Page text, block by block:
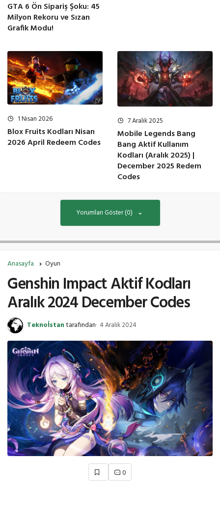
GTA 6 Ön Sipariş Şoku: 45
Milyon Rekoru ve Sızan
Grafik Modu!
1 Nisan 2026
Blox Fruits Kodları Nisan
2026 April Redeem Codes
7 Aralık 2025
Mobile Legends Bang
Bang Aktif Kullanım
Kodları (Aralık 2025) |
December 2025 Redem
Codes
Yorumları Göster (0)
Anasayfa Oyun
Genshin Impact Aktif Kodları
Aralık 2024 December Codes
Teknoİstantarafından 4 Aralık 2024
0